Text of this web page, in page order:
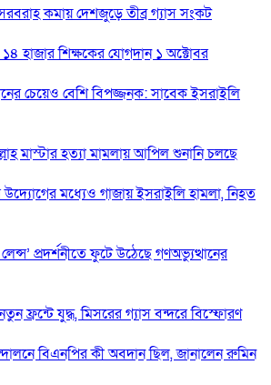
কমায় দেশজুড়ে তীব্র গ্যাস সংকট
১৪ হাজার শিক্ষকের যোগদান ১ অক্টোবর
চেয়েও বেশি বিপজ্জনক: সাবেক ইসরাইলি
মাস্টার হত্যা মামলায় আপিল শুনানি চলছে
উদ্যোগের মধ্যেও গাজায় ইসরাইলি হামলা, নিহত
প্রদর্শনীতে ফুটে উঠেছে গণঅভ্যুত্থানের
নতুন ফ্রন্টে যুদ্ধ, মিসরের গ্যাস বন্দরে বিস্ফোরণ
বিএনপির কী অবদান ছিল, জানালেন রুমিন